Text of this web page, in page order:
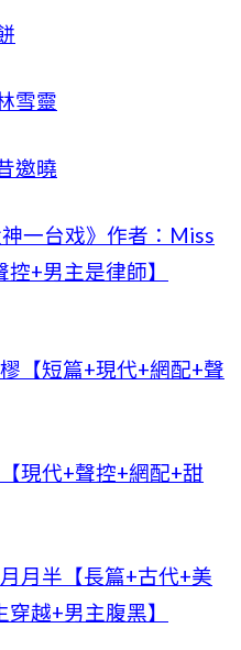
雪靈
邀曉
一台戏》作者：Miss
+男主是律師】
【短篇+現代+網配+聲
現代+聲控+網配+甜
月半【長篇+古代+美
越+男主腹黑】